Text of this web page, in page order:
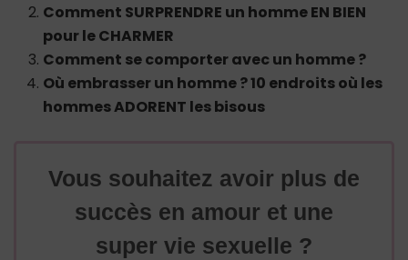
Comment SURPRENDRE un homme EN BIEN
pour le CHARMER
Comment se comporter avec un homme ?
Où embrasser un homme ? 10 endroits où les
hommes ADORENT les bisous
Vous souhaitez avoir plus de
succès en amour et une
super vie sexuelle ?